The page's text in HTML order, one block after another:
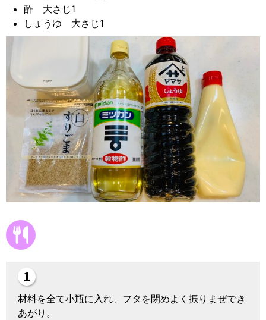
酢 大さじ1
しょうゆ 大さじ1
材料を全て小瓶に入れ、フタを閉めよく振りまぜでき
あがり。